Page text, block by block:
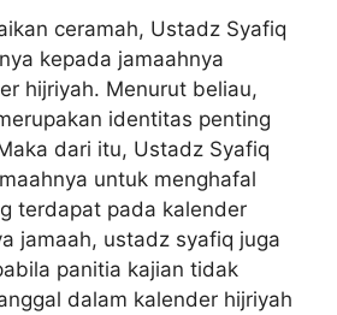
ceramah, Ustadz Syafiq
kepada jamaahnya
hijriyah. Menurut beliau,
identitas penting
dari itu, Ustadz Syafiq
untuk menghafal
terdapat pada kalender
jamaah, ustadz syafiq juga
panitia kajian tidak
dalam kalender hijriyah